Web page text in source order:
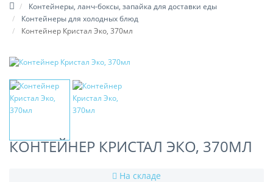
Контейнеры, ланч-боксы, запайка для доставки еды
Контейнеры для холодных блюд
Контейнер Кристал Эко, 370мл
КОНТЕЙНЕР КРИСТАЛ ЭКО, 370МЛ
На складе